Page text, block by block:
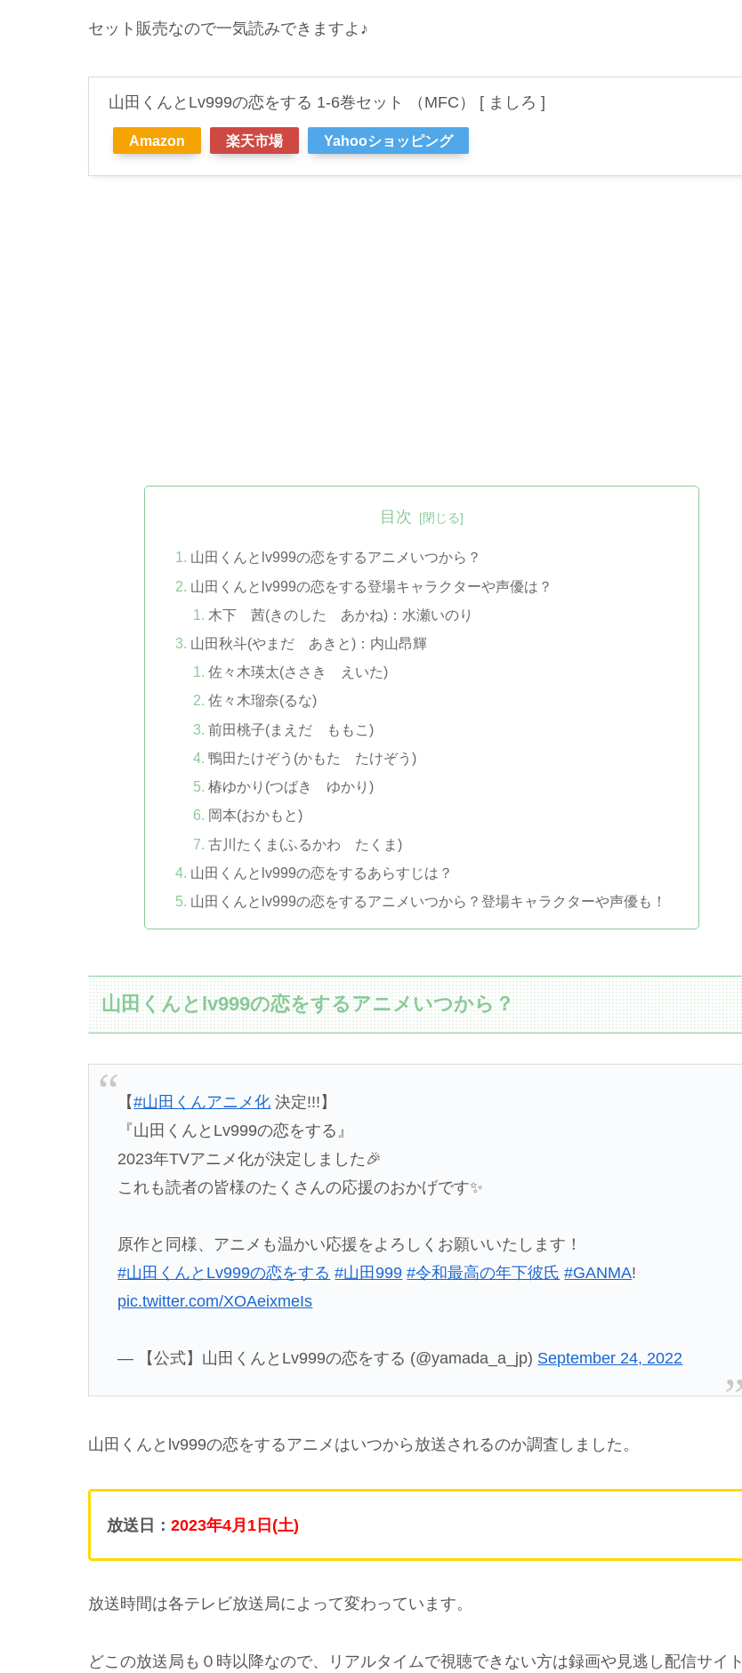
セット販売なので一気読みできますよ♪
山田くんとLv999の恋をする 1-6巻セット （MFC） [ ましろ ]
Amazon 楽天市場 Yahooショッピング
目次
山田くんとlv999の恋をするアニメいつから？
山田くんとlv999の恋をする登場キャラクターや声優は？
木下 茜(きのした あかね)：水瀬いのり
山田秋斗(やまだ あきと)：内山昂輝
佐々木瑛太(ささき えいた)
佐々木瑠奈(るな)
前田桃子(まえだ ももこ)
鴨田たけぞう(かもた たけぞう)
椿ゆかり(つばき ゆかり)
岡本(おかもと)
古川たくま(ふるかわ たくま)
山田くんとlv999の恋をするあらすじは？
山田くんとlv999の恋をするアニメいつから？登場キャラクターや声優も！
山田くんとlv999の恋をするアニメいつから？
【#山田くんアニメ化 決定!!!】
『山田くんとLv999の恋をする』
2023年TVアニメ化が決定しました🎉
これも読者の皆様のたくさんの応援のおかげです✨
原作と同様、アニメも温かい応援をよろしくお願いいたします！
#山田くんとLv999の恋をする #山田999 #令和最高の年下彼氏 #GANMA!
pic.twitter.com/XOAeixmeIs
— 【公式】山田くんとLv999の恋をする (@yamada_a_jp) September 24, 2022
山田くんとlv999の恋をするアニメはいつから放送されるのか調査しました。
放送日： 2023年4月 1日 (土)
放送時間は各テレビ放送局によって変わっています。
どこの放送局も０時以降なので、リアルタイムで視聴できない方は録画や見逃し配信サイト